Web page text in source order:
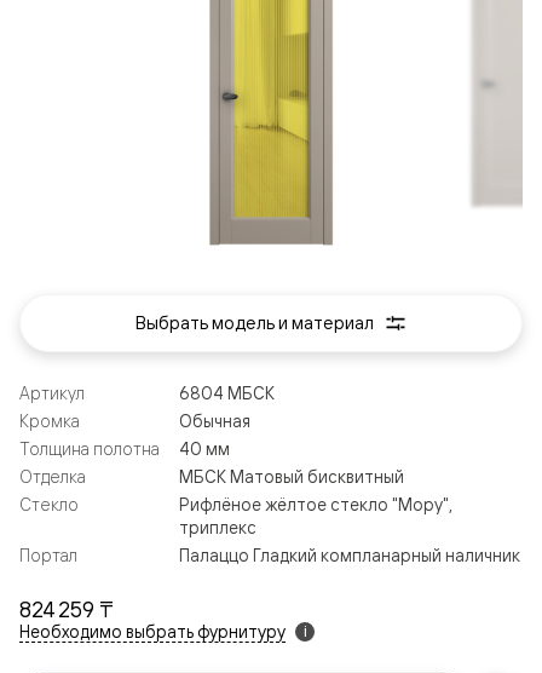
824 259 ₸
Необходимо выбрать фурнитуру i
Артикул
6804 МБСК
Кромка
Обычная
Толщина полотна
40 мм
Отделка
МБСК Матовый бисквитный
Стекло
Рифлёное жёлтое стекло "Мору",
триплекс
Портал
Палаццо Гладкий компланарный наличник
Выбрать модель и материал